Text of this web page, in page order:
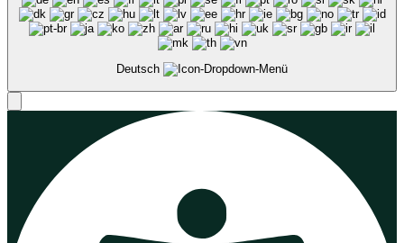
Deutsch